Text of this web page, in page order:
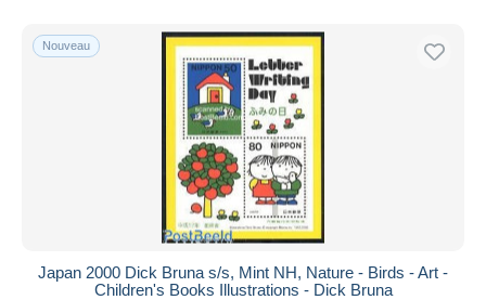
Nouveau
Japan 2000 Dick Bruna s/s, Mint NH, Nature - Birds - Art -
Children's Books Illustrations - Dick Bruna